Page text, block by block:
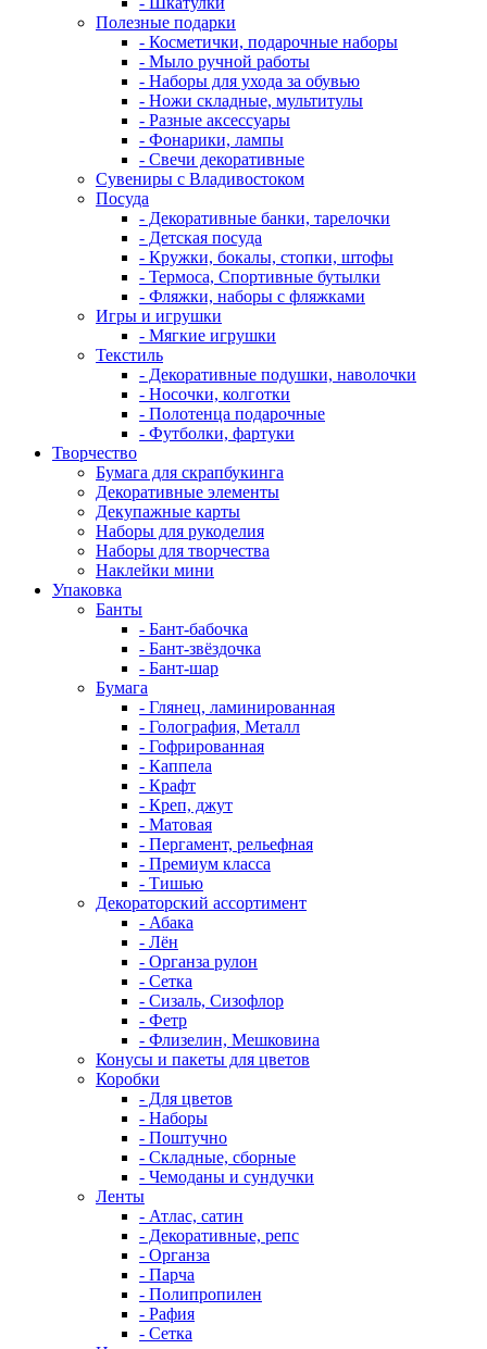
Полезные подарки
- Косметички, подарочные наборы
- Мыло ручной работы
- Наборы для ухода за обувью
- Ножи складные, мультитулы
- Разные аксессуары
- Фонарики, лампы
- Свечи декоративные
Сувениры с Владивостоком
Посуда
- Декоративные банки, тарелочки
- Детская посуда
- Кружки, бокалы, стопки, штофы
- Термоса, Спортивные бутылки
- Фляжки, наборы с фляжками
Игры и игрушки
- Мягкие игрушки
Текстиль
- Декоративные подушки, наволочки
- Носочки, колготки
- Полотенца подарочные
- Футболки, фартуки
Творчество
Бумага для скрапбукинга
Декоративные элементы
Декупажные карты
Наборы для рукоделия
Наборы для творчества
Наклейки мини
Упаковка
Банты
- Бант-бабочка
- Бант-звёздочка
- Бант-шар
Бумага
- Глянец, ламинированная
- Голография, Металл
- Гофрированная
- Каппела
- Крафт
- Креп, джут
- Матовая
- Пергамент, рельефная
- Премиум класса
- Тишью
Декораторский ассортимент
- Абака
- Лён
- Органза рулон
- Сетка
- Сизаль, Сизофлор
- Фетр
- Флизелин, Мешковина
Конусы и пакеты для цветов
Коробки
- Для цветов
- Наборы
- Поштучно
- Складные, сборные
- Чемоданы и сундучки
Ленты
- Атлас, сатин
- Декоративные, репс
- Органза
- Парча
- Полипропилен
- Рафия
- Сетка